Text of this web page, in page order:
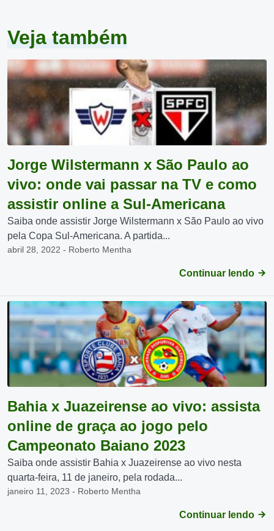
Veja também
Jorge Wilstermann x São Paulo ao
vivo: onde vai passar na TV e como
assistir online a Sul-Americana
Saiba onde assistir Jorge Wilstermann x São Paulo ao vivo
pela Copa Sul-Americana. A partida...
abril 28, 2022 - Roberto Mentha
Continuar lendo
Bahia x Juazeirense ao vivo: assista
online de graça ao jogo pelo
Campeonato Baiano 2023
Saiba onde assistir Bahia x Juazeirense ao vivo nesta
quarta-feira, 11 de janeiro, pela rodada...
janeiro 11, 2023 - Roberto Mentha
Continuar lendo